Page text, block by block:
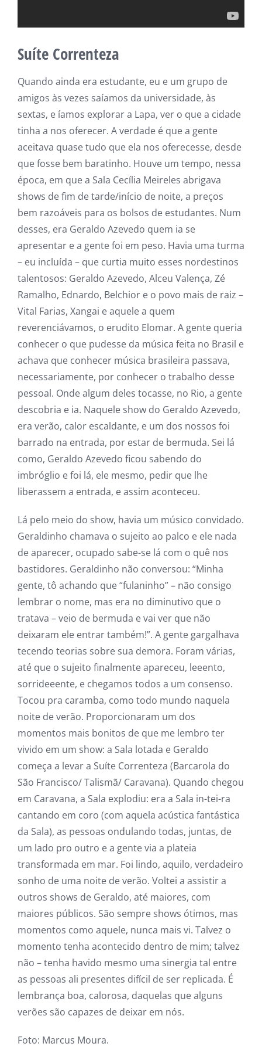
Suíte Correnteza
Quando ainda era estudante, eu e um grupo de
amigos às vezes saíamos da universidade, às
sextas, e íamos explorar a Lapa, ver o que a cidade
tinha a nos oferecer. A verdade é que a gente
aceitava quase tudo que ela nos oferecesse, desde
que fosse bem baratinho. Houve um tempo, nessa
época, em que a Sala Cecília Meireles abrigava
shows de fim de tarde/início de noite, a preços
bem razoáveis para os bolsos de estudantes. Num
desses, era Geraldo Azevedo quem ia se
apresentar e a gente foi em peso. Havia uma turma
– eu incluída – que curtia muito esses nordestinos
talentosos: Geraldo Azevedo, Alceu Valença, Zé
Ramalho, Ednardo, Belchior e o povo mais de raiz –
Vital Farias, Xangai e aquele a quem
reverenciávamos, o erudito Elomar. A gente queria
conhecer o que pudesse da música feita no Brasil e
achava que conhecer música brasileira passava,
necessariamente, por conhecer o trabalho desse
pessoal. Onde algum deles tocasse, no Rio, a gente
descobria e ia. Naquele show do Geraldo Azevedo,
era verão, calor escaldante, e um dos nossos foi
barrado na entrada, por estar de bermuda. Sei lá
como, Geraldo Azevedo ficou sabendo do
imbróglio e foi lá, ele mesmo, pedir que lhe
liberassem a entrada, e assim aconteceu.
Lá pelo meio do show, havia um músico convidado.
Geraldinho chamava o sujeito ao palco e ele nada
de aparecer, ocupado sabe-se lá com o quê nos
bastidores. Geraldinho não conversou: “Minha
gente, tô achando que “fulaninho” – não consigo
lembrar o nome, mas era no diminutivo que o
tratava – veio de bermuda e vai ver que não
deixaram ele entrar também!”. A gente gargalhava
tecendo teorias sobre sua demora. Foram várias,
até que o sujeito finalmente apareceu, leeento,
sorrideeente, e chegamos todos a um consenso.
Tocou pra caramba, como todo mundo naquela
noite de verão. Proporcionaram um dos
momentos mais bonitos de que me lembro ter
vivido em um show: a Sala lotada e Geraldo
começa a levar a Suíte Correnteza (Barcarola do
São Francisco/ Talismã/ Caravana). Quando chegou
em Caravana, a Sala explodiu: era a Sala in-tei-ra
cantando em coro (com aquela acústica fantástica
da Sala), as pessoas ondulando todas, juntas, de
um lado pro outro e a gente via a plateia
transformada em mar. Foi lindo, aquilo, verdadeiro
sonho de uma noite de verão. Voltei a assistir a
outros shows de Geraldo, até maiores, com
maiores públicos. São sempre shows ótimos, mas
momentos como aquele, nunca mais vi. Talvez o
momento tenha acontecido dentro de mim; talvez
não – tenha havido mesmo uma sinergia tal entre
as pessoas ali presentes difícil de ser replicada. É
lembrança boa, calorosa, daquelas que alguns
verões são capazes de deixar em nós.
Foto: Marcus Moura.